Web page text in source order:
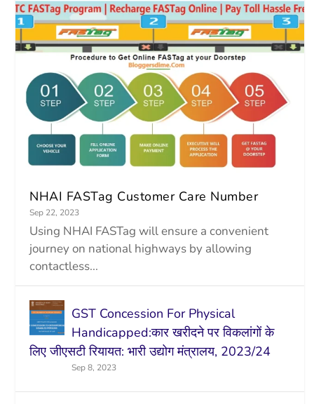
NHAI FASTag Customer Care Number
Sep 22, 2023
Using NHAI FASTag will ensure a convenient
journey on national highways by allowing
contactless...
GST Concession For Physical
Handicapped:कार खरीदने पर विकलांगों के
लिए जीएसटी रियायत: भारी उद्योग मंत्रालय, 2023/24
Sep 8, 2023